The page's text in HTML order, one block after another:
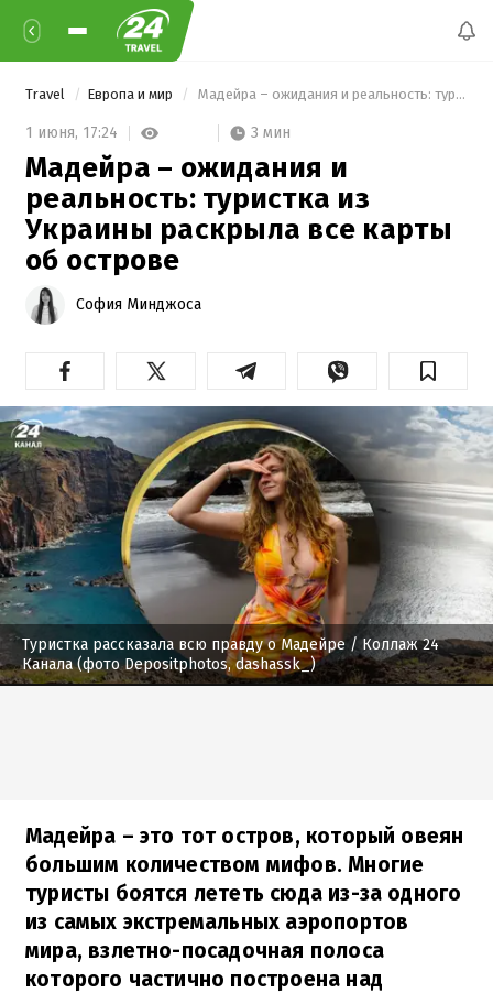
Travel Европа и мир Мадейра – ожидания и реальность: туристка из Украины раскрыла все карты об острове
1 июня, 17:24 3 мин
Мадейра – ожидания и
реальность: туристка из
Украины раскрыла все карты
об острове
София Минджоса
Туристка рассказала всю правду о Мадейре / Коллаж 24
Канала (фото Depositphotos, dashassk_)
Мадейра – это тот остров, который овеян
большим количеством мифов. Многие
туристы боятся лететь сюда из-за одного
из самых экстремальных аэропортов
мира, взлетно-посадочная полоса
которого частично построена над